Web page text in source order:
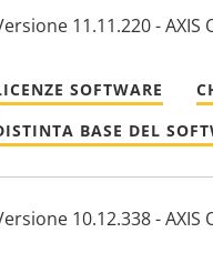
11.11.220 - AXIS
SOFTWARE
BASE DEL
10.12.338 - AXIS